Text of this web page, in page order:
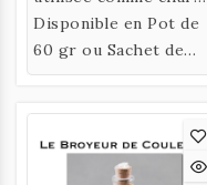
ou épaississant pour
les peintures à la
chaux. Elle peut aussi
l'eau.
Disponible en Pot de
60 gr ou Sachet de
100 gr.